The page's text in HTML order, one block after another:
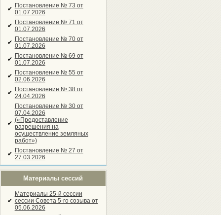
✔ Постановление № 73 от
01.07.2026
✔ Постановление № 71 от
01.07.2026
✔ Постановление № 70 от
01.07.2026
✔ Постановление № 69 от
01.07.2026
✔ Постановление № 55 от
02.06.2026
✔ Постановление № 38 от
24.04.2026
✔
Постановление № 30 от
07.04.2026
(«Предоставление
разрешения на
осуществление земляных
работ»)
✔ Постановление № 27 от
27.03.2026
Материалы сессий
✔
Материалы 25-й сессии
сессии Совета 5-го созыва от
05.06.2026